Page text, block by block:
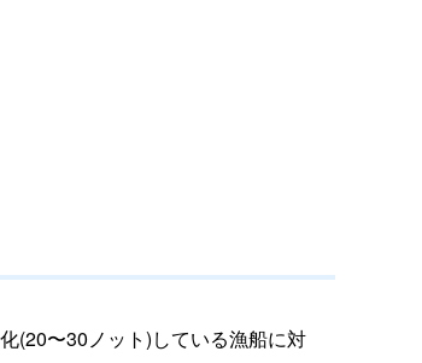
(20〜30ノット)している漁船に対